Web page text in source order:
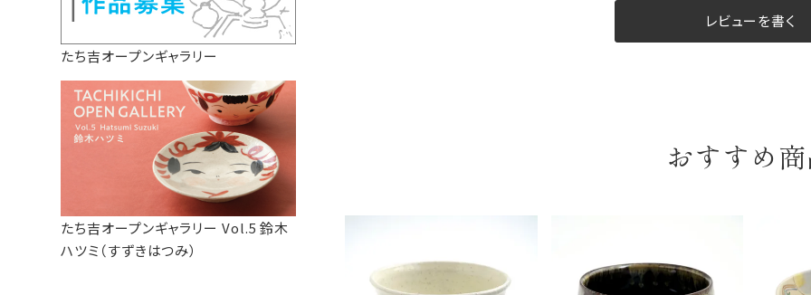
たち吉オープンギャラリー
たち吉オープンギャラリー Vol.5 鈴木
ハツミ（すずきはつみ）
14cm
※犬猫時計には、手提袋をお付けできません
レビューを書く
おすすめ